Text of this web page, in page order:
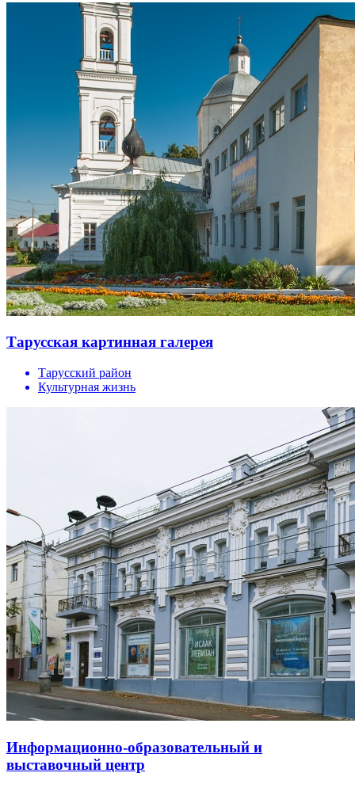
Тарусская картинная галерея
Тарусский район
Культурная жизнь
Информационно-образовательный и
выставочный центр